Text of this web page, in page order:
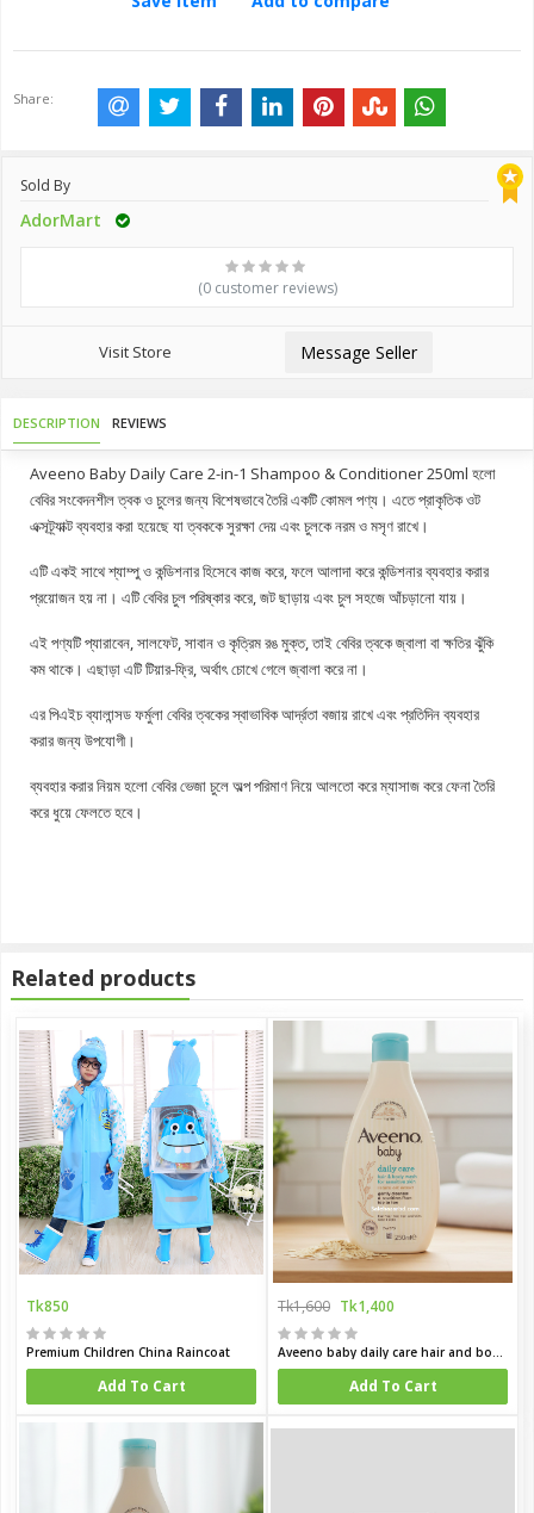
Share:
Sold By
AdorMart
(0 customer reviews)
Visit Store Message Seller
DESCRIPTION REVIEWS
Aveeno Baby Daily Care 2-in-1 Shampoo & Conditioner 250ml হলো
বেবির সংবেদনশীল ত্বক ও চুলের জন্য বিশেষভাবে তৈরি একটি কোমল পণ্য। এতে প্রাকৃতিক ওট
এক্সট্র্যাক্ট ব্যবহার করা হয়েছে যা ত্বককে সুরক্ষা দেয় এবং চুলকে নরম ও মসৃণ রাখে।
এটি একই সাথে শ্যাম্পু ও কন্ডিশনার হিসেবে কাজ করে, ফলে আলাদা করে কন্ডিশনার ব্যবহার করার
প্রয়োজন হয় না। এটি বেবির চুল পরিষ্কার করে, জট ছাড়ায় এবং চুল সহজে আঁচড়ানো যায়।
এই পণ্যটি প্যারাবেন, সালফেট, সাবান ও কৃত্রিম রঙ মুক্ত, তাই বেবির ত্বকে জ্বালা বা ক্ষতির ঝুঁকি
কম থাকে। এছাড়া এটি টিয়ার-ফ্রি, অর্থাৎ চোখে গেলে জ্বালা করে না।
এর পিএইচ ব্যালান্সড ফর্মুলা বেবির ত্বকের স্বাভাবিক আর্দ্রতা বজায় রাখে এবং প্রতিদিন ব্যবহার
করার জন্য উপযোগী।
ব্যবহার করার নিয়ম হলো বেবির ভেজা চুলে অল্প পরিমাণ নিয়ে আলতো করে ম্যাসাজ করে ফেনা তৈরি
করে ধুয়ে ফেলতে হবে।
Related products
Tk850
Premium Children China Raincoat
Add To Cart
Tk1,600 Tk1,400
Aveeno baby daily care hair and body wash for sensitive skin 250 ml
Add To Cart